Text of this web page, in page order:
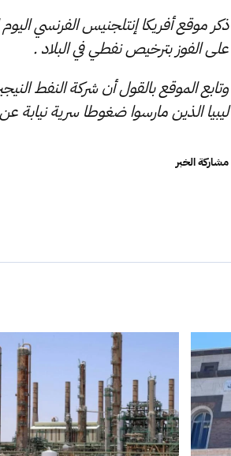
ذكر موقع أفريكا إنتلجنيس الفرنسي
على الفوز بترخيص نفطي في البلاد .
وتابع الموقع بالقول أن شركة النفط
ليبيا الذين مارسوا ضغوطا سرية نيابة
مشاركة الخبر